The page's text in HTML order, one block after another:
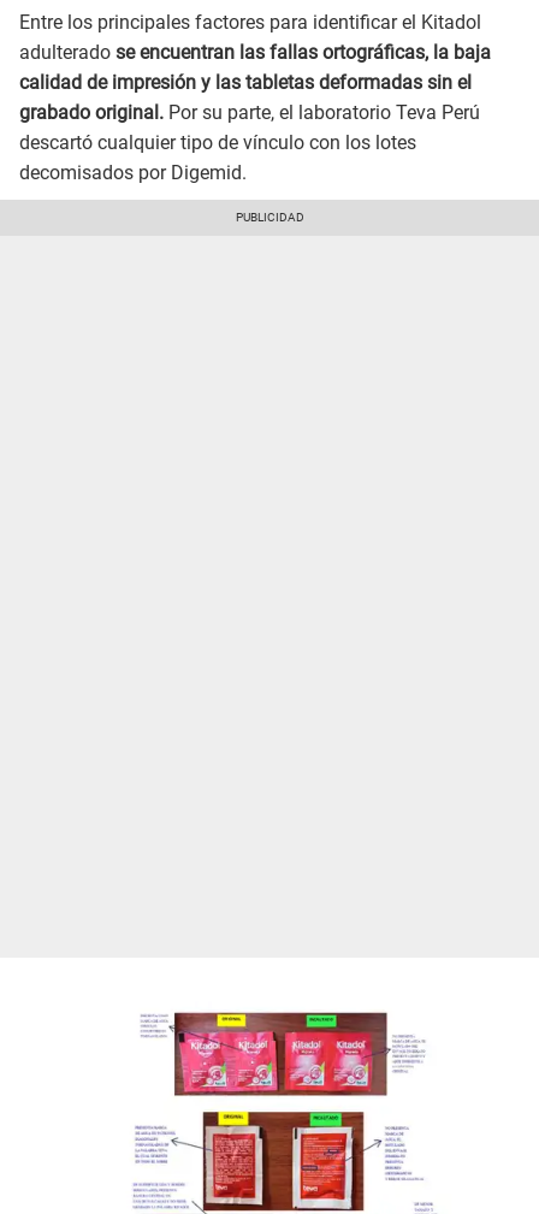
Entre los principales factores para identificar el Kitadol
adulterado se encuentran las fallas ortográficas, la baja
calidad de impresión y las tabletas deformadas sin el
grabado original. Por su parte, el laboratorio Teva Perú
descartó cualquier tipo de vínculo con los lotes
decomisados por Digemid.